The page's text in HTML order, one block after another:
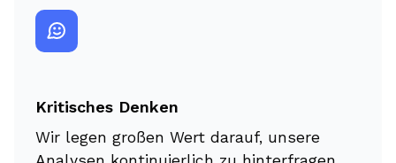
Kritisches Denken
Wir legen großen Wert darauf, unsere